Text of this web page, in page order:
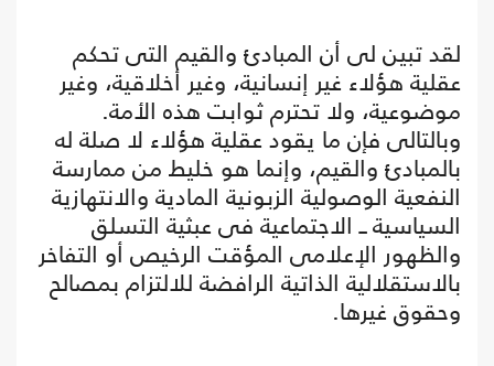
لقد تبين لى أن المبادئ والقيم التى تحكم
عقلية هؤلاء غير إنسانية، وغير أخلاقية، وغير
موضوعية، ولا تحترم ثوابت هذه الأمة.
وبالتالى فإن ما يقود عقلية هؤلاء لا صلة له
بالمبادئ والقيم، وإنما هو خليط من ممارسة
النفعية الوصولية الزبونية المادية والانتهازية
السياسية ــ الاجتماعية فى عبثية التسلق
والظهور الإعلامى المؤقت الرخيص أو التفاخر
بالاستقلالية الذاتية الرافضة للالتزام بمصالح
وحقوق غيرها.